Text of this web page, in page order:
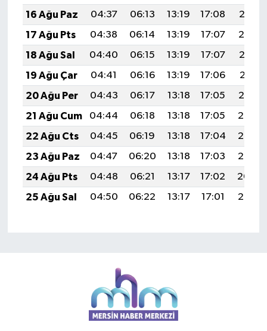
16 Ağu Paz
04:37 06:13 13:19 17:08
20:15
17 Ağu Pts
04:38 06:14 13:19 17:07
20:14
18 Ağu Sal
04:40 06:15 13:19 17:07
20:12
19 Ağu Çar
04:41 06:16 13:19 17:06
20:11
20 Ağu Per
04:43 06:17 13:18 17:05
20:10
21 Ağu Cum
04:44 06:18 13:18 17:05
20:08
22 Ağu Cts
04:45 06:19 13:18 17:04
20:07
23 Ağu Paz
04:47 06:20 13:18 17:03
20:05
24 Ağu Pts
04:48 06:21 13:17 17:02
20:04
25 Ağu Sal
04:50 06:22 13:17 17:01 20:02